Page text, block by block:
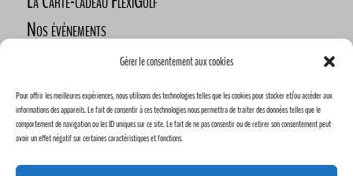
Gérer le consentement aux cookies
Pour offrir les meilleures expériences, nous utilisons des technologies telles que les cookies pour stocker et/ou accéder aux
informations des appareils. Le fait de consentir à ces technologies nous permettra de traiter des données telles que le
comportement de navigation ou les ID uniques sur ce site. Le fait de ne pas consentir ou de retirer son consentement peut
avoir un effet négatif sur certaines caractéristiques et fonctions.
Nos événements
Défi des golfeurs nomades
Nos commanditaires
Devenez commanditaire